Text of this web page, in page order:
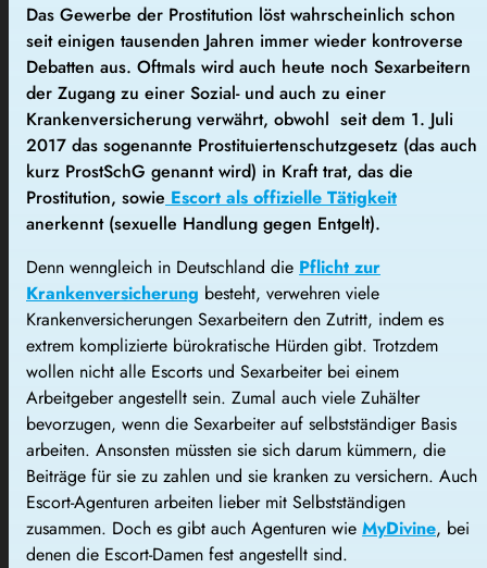
Das Gewerbe der Prostitution löst wahrscheinlich schon
seit einigen tausenden Jahren immer wieder kontroverse
Debatten aus. Oftmals wird auch heute noch Sexarbeitern
der Zugang zu einer Sozial- und auch zu einer
Krankenversicherung verwährt, obwohl seit dem 1. Juli
2017 das sogenannte Prostituiertenschutzgesetz (das auch
kurz ProstSchG genannt wird) in Kraft trat, das die
Prostitution, sowie Escort als offizielle Tätigkeit
anerkennt (sexuelle Handlung gegen Entgelt).
Denn wenngleich in Deutschland die Pflicht zur
Krankenversicherung besteht, verwehren viele
Krankenversicherungen Sexarbeitern den Zutritt, indem es
extrem komplizierte bürokratische Hürden gibt. Trotzdem
wollen nicht alle Escorts und Sexarbeiter bei einem
Arbeitgeber angestellt sein. Zumal auch viele Zuhälter
bevorzugen, wenn die Sexarbeiter auf selbstständiger Basis
arbeiten. Ansonsten müssten sie sich darum kümmern, die
Beiträge für sie zu zahlen und sie kranken zu versichern. Auch
Escort-Agenturen arbeiten lieber mit Selbstständigen
zusammen. Doch es gibt auch Agenturen wie MyDivine, bei
denen die Escort-Damen fest angestellt sind.